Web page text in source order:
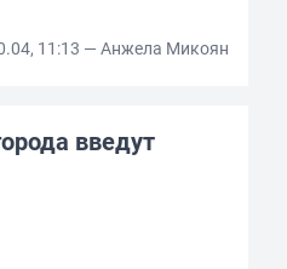
11:13 — Анжела Микоян
введут